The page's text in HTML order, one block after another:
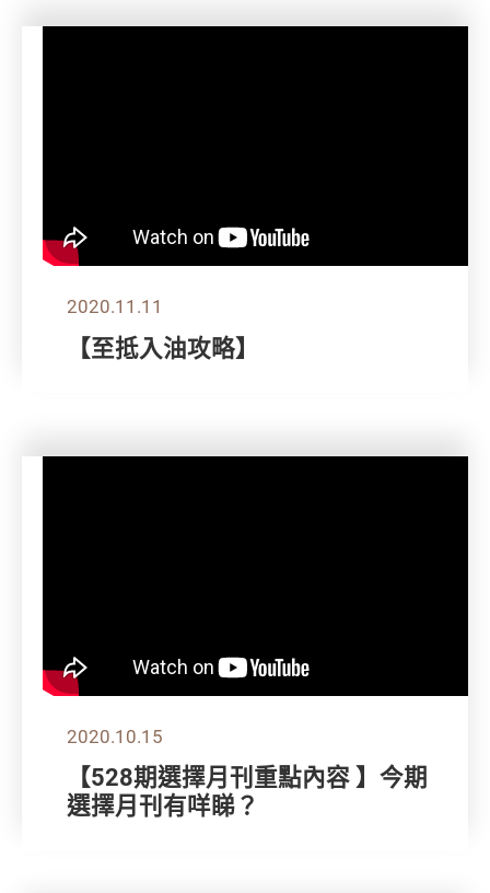
2020.11.11
【至抵入油攻略】
2020.10.15
【528期選擇月刊重點內容 】今期
選擇月刊有咩睇？